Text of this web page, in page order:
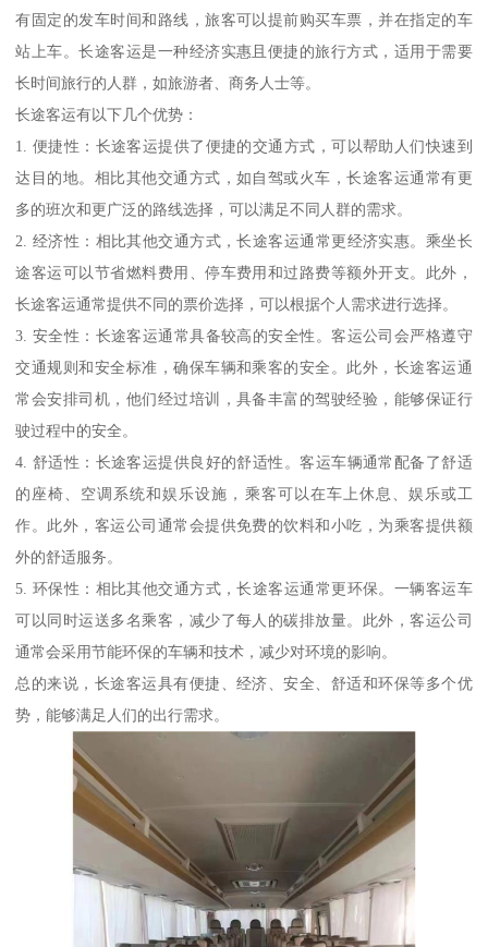
有固定的发车时间和路线，旅客可以提前购买车票，并在指定的车
站上车。长途客运是一种经济实惠且便捷的旅行方式，适用于需要
长时间旅行的人群，如旅游者、商务人士等。
长途客运有以下几个优势：
1. 便捷性：长途客运提供了便捷的交通方式，可以帮助人们快速到
达目的地。相比其他交通方式，如自驾或火车，长途客运通常有更
多的班次和更广泛的路线选择，可以满足不同人群的需求。
2. 经济性：相比其他交通方式，长途客运通常更经济实惠。乘坐长
途客运可以节省燃料费用、停车费用和过路费等额外开支。此外，
长途客运通常提供不同的票价选择，可以根据个人需求进行选择。
3. 安全性：长途客运通常具备较高的安全性。客运公司会严格遵守
交通规则和安全标准，确保车辆和乘客的安全。此外，长途客运通
常会安排司机，他们经过培训，具备丰富的驾驶经验，能够保证行
驶过程中的安全。
4. 舒适性：长途客运提供良好的舒适性。客运车辆通常配备了舒适
的座椅、空调系统和娱乐设施，乘客可以在车上休息、娱乐或工
作。此外，客运公司通常会提供免费的饮料和小吃，为乘客提供额
外的舒适服务。
5. 环保性：相比其他交通方式，长途客运通常更环保。一辆客运车
可以同时运送多名乘客，减少了每人的碳排放量。此外，客运公司
通常会采用节能环保的车辆和技术，减少对环境的影响。
总的来说，长途客运具有便捷、经济、安全、舒适和环保等多个优
势，能够满足人们的出行需求。